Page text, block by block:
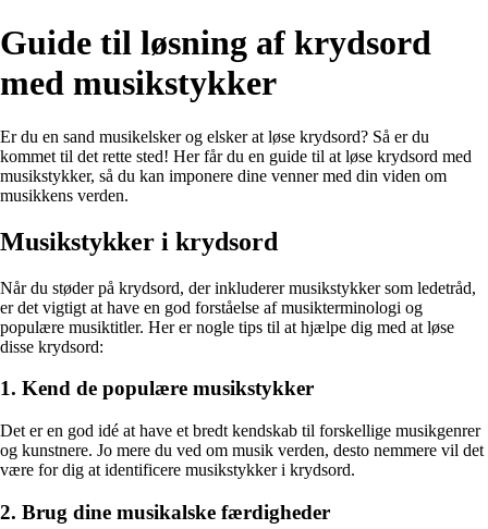
Guide til løsning af krydsord
med musikstykker
Er du en sand musikelsker og elsker at løse krydsord? Så er du
kommet til det rette sted! Her får du en guide til at løse krydsord med
musikstykker, så du kan imponere dine venner med din viden om
musikkens verden.
Musikstykker i krydsord
Når du støder på krydsord, der inkluderer musikstykker som ledetråd,
er det vigtigt at have en god forståelse af musikterminologi og
populære musiktitler. Her er nogle tips til at hjælpe dig med at løse
disse krydsord:
1. Kend de populære musikstykker
Det er en god idé at have et bredt kendskab til forskellige musikgenrer
og kunstnere. Jo mere du ved om musik verden, desto nemmere vil det
være for dig at identificere musikstykker i krydsord.
2. Brug dine musikalske færdigheder